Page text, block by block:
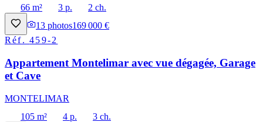
66 m²
3 p.
2 ch.
13 photos169 000 €
Réf.459-2
Appartement Montelimar avec vue dégagée, Garage
et Cave
MONTELIMAR
105 m²
4 p.
3 ch.